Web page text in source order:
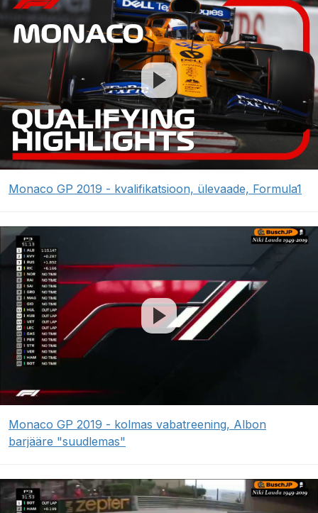
Monaco GP 2019 - kvalifikatsioon, ülevaade, Formula1
Monaco GP 2019 - kolmas vabatreening, Albon
barjääre "suudlemas"